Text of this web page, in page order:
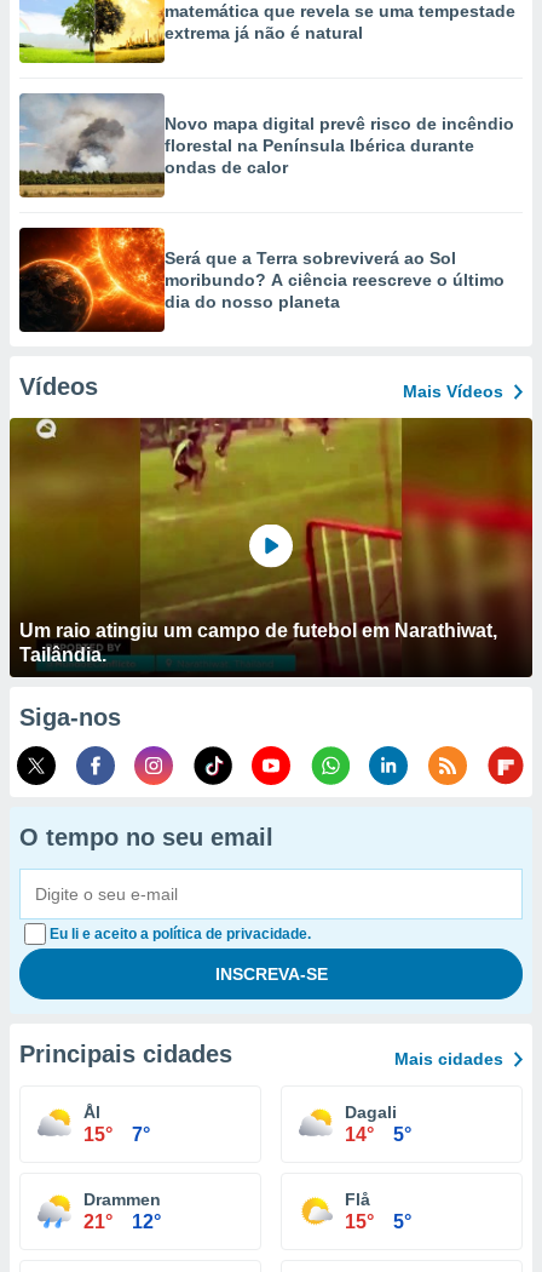
matemática que revela se uma tempestade
extrema já não é natural
Novo mapa digital prevê risco de incêndio
florestal na Península Ibérica durante
ondas de calor
Será que a Terra sobreviverá ao Sol
moribundo? A ciência reescreve o último
dia do nosso planeta
Vídeos Mais Vídeos
Um raio atingiu um campo de futebol em Narathiwat,
Tailândia.
Siga-nos
O tempo no seu email
Eu li e aceito a política de privacidade.
Principais cidades Mais cidades
Ål
15° 7°
Dagali
14° 5°
Drammen
21° 12°
Flå
15° 5°